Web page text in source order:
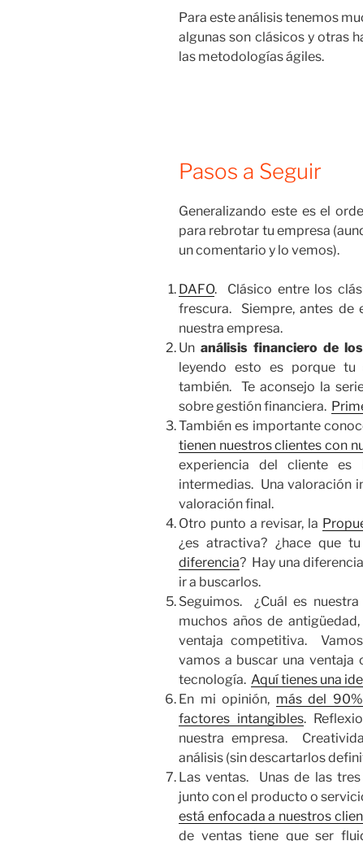
Para este análisis tenemos
algunas son clásicos y otras
las metodologías ágiles.
Pasos a Seguir
Generalizando este es el
para rebrotar tu empresa
un comentario y lo vemos).
DAFO. Clásico entre los
frescura. Siempre, antes de
nuestra empresa.
Unanálisis financiero de
leyendo esto es porque tu
también. Te aconsejo la
sobre gestión financiera.
También es importante
tienen nuestros clientes con
experiencia del cliente
intermedias. Una valoración
valoración final.
Otro punto a revisar, la
¿es atractiva? ¿hace que
diferencia? Hay una
ir a buscarlos.
Seguimos. ¿Cuál es
muchos años de
ventaja competitiva.
vamos a buscar una ventaja
tecnología. Aquí tienes una
En mi opinión, más del
factores intangibles.
nuestra empresa.
análisis (sin descartarlos
Las ventas. Unas de las
junto con el producto o
está enfocada a nuestros
de ventas tiene que ser